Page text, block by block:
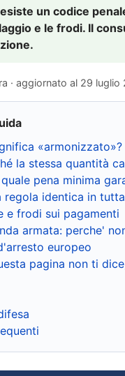
un codice
e le frodi. Il
· aggiornato al 29 luglio
«armonizzato»?
la stessa quantità
pena minima
regola identica in
e frodi sui pagamenti
armata: perche'
europeo
pagina non ti